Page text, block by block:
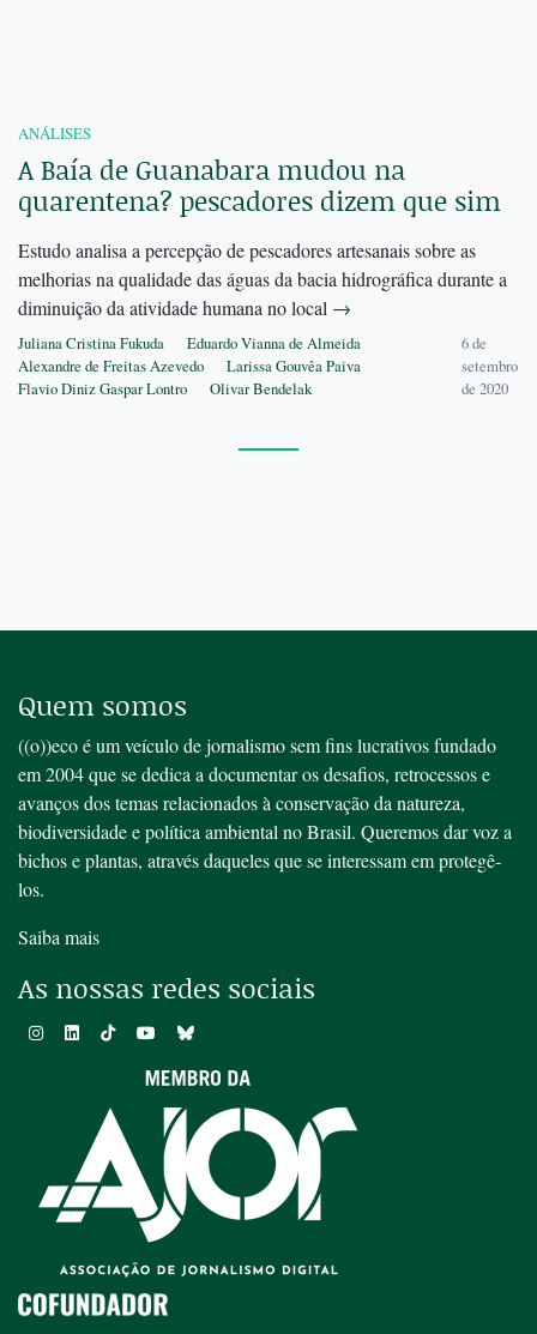
ANÁLISES
A Baía de Guanabara mudou na
quarentena? pescadores dizem que sim
Estudo analisa a percepção de pescadores artesanais sobre as
melhorias na qualidade das águas da bacia hidrográfica durante a
diminuição da atividade humana no local →
Juliana Cristina Fukuda
Eduardo Vianna de Almeida
Alexandre de Freitas Azevedo
Larissa Gouvêa Paiva
Flavio Diniz Gaspar Lontro
Olivar Bendelak
6 de
setembro
de 2020
Quem somos
((o))eco é um veículo de jornalismo sem fins lucrativos fundado
em 2004 que se dedica a documentar os desafios, retrocessos e
avanços dos temas relacionados à conservação da natureza,
biodiversidade e política ambiental no Brasil. Queremos dar voz a
bichos e plantas, através daqueles que se interessam em protegê-
los.
Saiba mais
As nossas redes sociais